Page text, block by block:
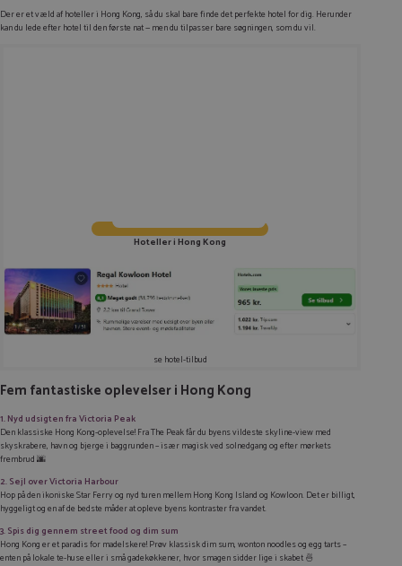
Der er et væld af hoteller i Hong Kong, så du skal bare finde det perfekte hotel for dig. Herunder
kan du lede efter hotel til den første nat — men du tilpasser bare søgningen, som du vil.
Hoteller i Hong Kong
se hotel-tilbud
Fem fantastiske oplevelser i Hong Kong
1. Nyd udsigten fra Victoria Peak
Den klassiske Hong Kong-oplevelse! Fra The Peak får du byens vildeste skyline-view med
skyskrabere, havn og bjerge i baggrunden – især magisk ved solnedgang og efter mørkets
frembrud 🌆
2. Sejl over Victoria Harbour
Hop på den ikoniske Star Ferry og nyd turen mellem Hong Kong Island og Kowloon. Det er billigt,
hyggeligt og en af de bedste måder at opleve byens kontraster fra vandet.
3. Spis dig gennem street food og dim sum
Hong Kong er et paradis for madelskere! Prøv klassisk dim sum, wonton noodles og egg tarts –
enten på lokale te-huse eller i små gadekøkkener, hvor smagen sidder lige i skabet 🍜